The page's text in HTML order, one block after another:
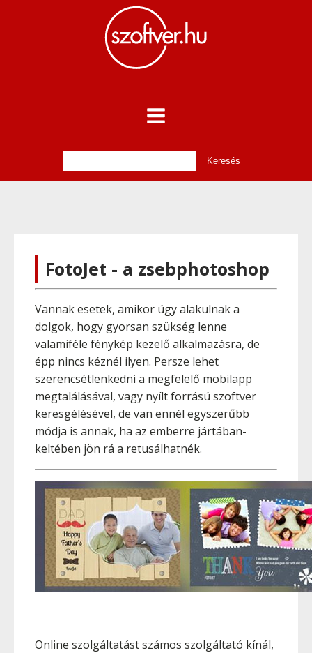
FotoJet - a zsebphotoshop
Vannak esetek, amikor úgy alakulnak a
dolgok, hogy gyorsan szükség lenne
valamiféle fénykép kezelő alkalmazásra, de
épp nincs kéznél ilyen. Persze lehet
szerencsétlenkedni a megfelelő mobilapp
megtalálásával, vagy nyílt forrású szoftver
keresgélésével, de van ennél egyszerűbb
módja is annak, ha az emberre jártában-
keltében jön rá a retusálhatnék.
Online szolgáltatást számos szolgáltató kínál,